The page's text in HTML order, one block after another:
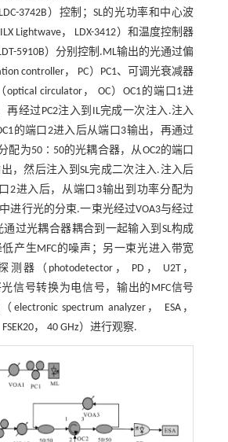
LDC-3742B）控制；SL的光功率和中心波
Lightwave， LDX-3412）和温度控制器
5910B）分别控制.ML输出的光通过偏
controller， PC）PC1、可调光衰减器
optical circulator， OC）OC1的端口1进
再经过PC2注入到IL完成一次注入.注入
的端口2进入后从端口3输出，再通过
配为50∶50的光耦合器，从OC2的端口
，然后注入到SL完成二次注入.注入后
2进入后，从端口3输出到功率分配为
进行光的分束.一束光经过VOA3与经过
通过光耦合器耦合到一起输入到SL构成
产生MFC的噪声；另一束光进入带宽
测器（photodetector， PD， U2T，
光信号转换为电信号，输出的MFC信号
spectrum analyzer， ESA，
， 40 GHz）进行观察.